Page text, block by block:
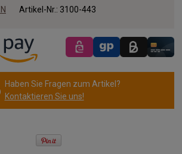
Artikel-Nr.: 3100-443
Haben Sie Fragen zum Artikel?
Kontaktieren Sie uns!